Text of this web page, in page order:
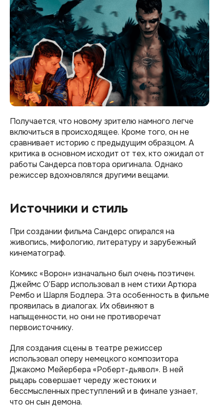
Получается, что новому зрителю намного легче
включиться в происходящее. Кроме того, он не
сравнивает историю с предыдущим образцом. А
критика в основном исходит от тех, кто ожидал от
работы Сандерса повтора оригинала. Однако
режиссер вдохновлялся другими вещами.
Источники и стиль
При создании фильма Сандерс опирался на
живопись, мифологию, литературу и зарубежный
кинематограф.
Комикс «Ворон» изначально был очень поэтичен.
Джеймс О’Барр использовал в нем стихи Артюра
Рембо и Шарля Бодлера. Эта особенность в фильме
проявилась в диалогах. Их обвиняют в
напыщенности, но они не противоречат
первоисточнику.
Для создания сцены в театре режиссер
использовал оперу немецкого композитора
Джакомо Мейербера «Роберт-дьявол». В ней
рыцарь совершает череду жестоких и
бессмысленных преступлений и в финале узнает,
что он сын демона.